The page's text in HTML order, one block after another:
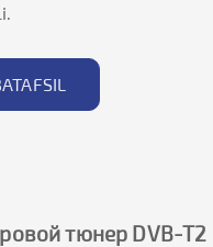
тюнер DVB-T2